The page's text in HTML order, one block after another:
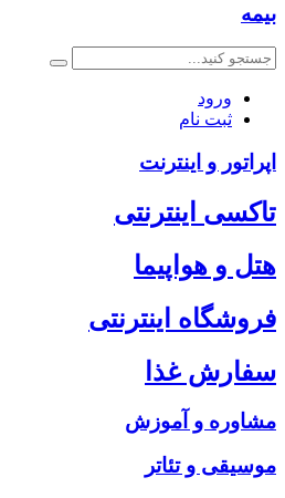
بیمه
ورود
ثبت نام
اپراتور و اینترنت
تاکسی اینترنتی
هتل و هواپیما
فروشگاه اینترنتی
سفارش غذا
مشاوره و آموزش
موسیقی و تئاتر